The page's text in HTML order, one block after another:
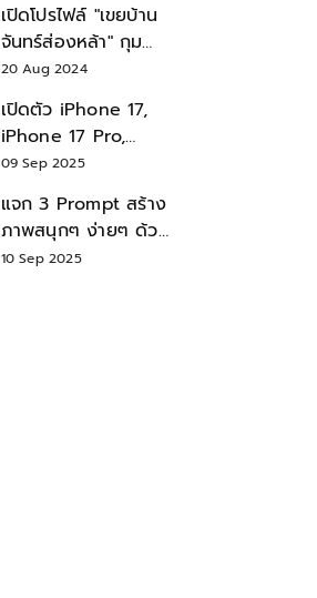
เปิดโปรไฟล์ "เขยบ้าน
จันทร์ส่องหล้า" กุม
บังเหียนธุรกิจตระกูล
"ชินวัตร"
20 Aug 2024
เปิดตัว iPhone 17,
iPhone 17 Pro,
iPhone 17 Air สเปค
09 Sep 2025
แจก 3 Prompt สร้าง
ภาพสนุกๆ ง่ายๆ ด้วย
Nano Banana ใน
10 Sep 2025